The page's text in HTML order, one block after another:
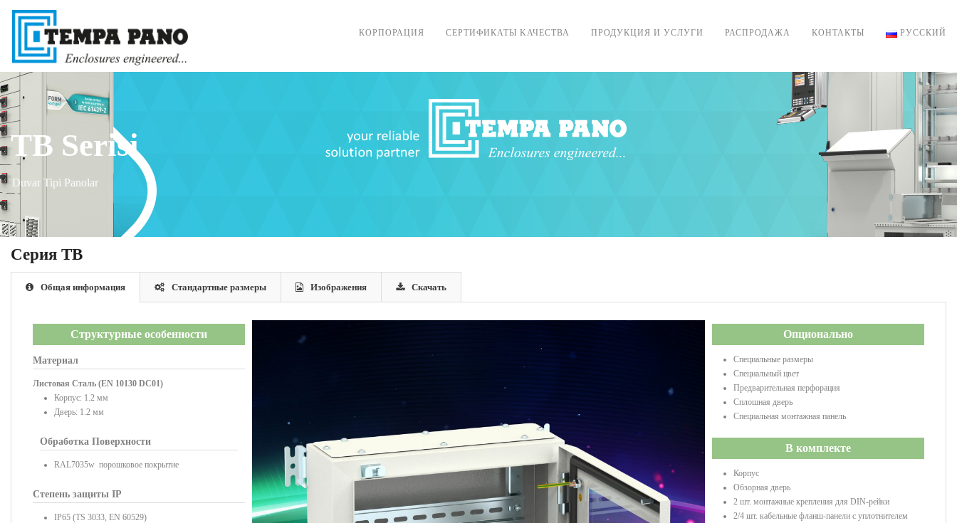
КОРПОРАЦИЯ CЕРТИФИКАТЫ KАЧЕСТВА ПРОДУКЦИЯ И УСЛУГИ РАСПРОДАЖА КОНТАКТЫ РУССКИЙ
TB Serisi
Duvar Tipi Panolar
Cерия TB
Общая информация Стандартные размеры Изображения Скачать
Структурные особенности
Материал
Листовая Сталь (EN 10130 DC01)
Корпус: 1.2 мм
Дверь: 1.2 мм
Обработка Поверхности
RAL7035w порошковое покрытие
Степень защиты IP
IP65 (TS 3033, EN 60529)
Опционально
Специальныe размеры
Специальный цвет
Предварительная перфорация
Сплошная дверь
Специальная монтажная панель
В комплекте
Корпус
Обзорная дверь
2 шт. монтажные крепления для DIN-рейки
2/4 шт. кабельные фланш-панели с уплотнителем